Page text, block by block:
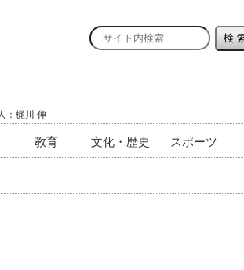
：梶川 伸
教育 文化・歴史 スポーツ